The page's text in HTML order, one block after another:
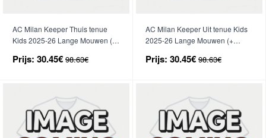
AC Milan Keeper Thuis tenue
Kids 2025-26 Lange Mouwen (+
Prijs: 30.45€ 98.63€
AC Milan Keeper Uit tenue Kids
2025-26 Lange Mouwen (+
Prijs: 30.45€ 98.63€